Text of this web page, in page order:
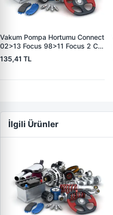
Vakum Pompa Hortumu Connect
02>13 Focus 98>11 Focus 2 C
Max 05>10 Mondeo 4 07>08
1,8TDCI | YTT Y40224 | OEM
135,41 TL
İlgili Ürünler